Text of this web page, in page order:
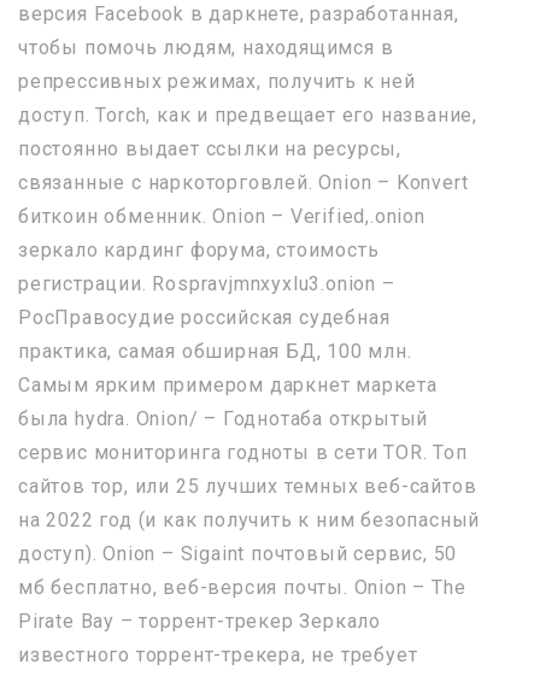
версия Facebook в даркнете, разработанная,
чтобы помочь людям, находящимся в
репрессивных режимах, получить к ней
доступ. Torch, как и предвещает его название,
постоянно выдает ссылки на ресурсы,
связанные с наркоторговлей. Onion – Konvert
биткоин обменник. Onion – Verified,.onion
зеркало кардинг форума, стоимость
регистрации. Rospravjmnxyxlu3.onion –
РосПравосудие российская судебная
практика, самая обширная БД, 100 млн.
Самым ярким примером даркнет маркета
была hydra. Onion/ – Годнотаба открытый
сервис мониторинга годноты в сети TOR. Топ
сайтов тор, или 25 лучших темных веб-сайтов
на 2022 год (и как получить к ним безопасный
доступ). Onion – Sigaint почтовый сервис, 50
мб бесплатно, веб-версия почты. Onion – The
Pirate Bay – торрент-трекер Зеркало
известного торрент-трекера, не требует